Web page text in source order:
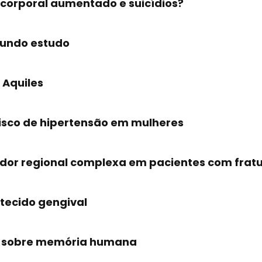
aumentado e suicídios?
estudo
de hipertensão em mulheres
regional complexa em pacientes com
gengival
memória humana